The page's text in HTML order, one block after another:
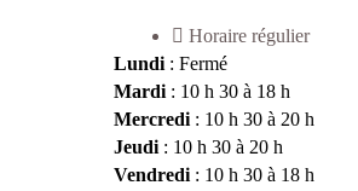
Horaire régulier
Lundi : Fermé
Mardi : 10 h 30 à 18 h
Mercredi : 10 h 30 à 20 h
Jeudi : 10 h 30 à 20 h
Vendredi : 10 h 30 à 18 h